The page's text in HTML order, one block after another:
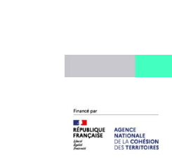
a
o
n
É